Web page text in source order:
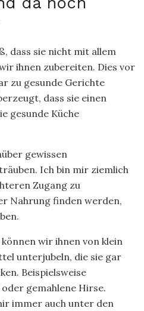
dass sie nicht mit allem
ihnen zubereiten. Dies vor
zu gesunde Gerichte
dass sie einen
gesunde Küche
gewissen
Ich bin mir ziemlich
Zugang zu
Nahrung finden werden,
wir ihnen von klein
unterjubeln, die sie gar
Beispielsweise
gemahlene Hirse.
immer auch unter den